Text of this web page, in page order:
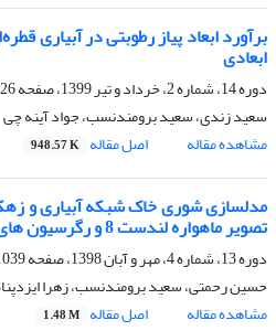
برآورد ابعاد پیاز رطوبتی در آبیاری
ابعادی
دوره 14، شماره 2، خرداد و تیر 1399، صفحه
سعید زندی، سعید برومندنسب، جواد آینه چی
مشاهده مقاله
اصل مقاله 948.57 K
مدلسازی شوری خاک شبکه آبیاری و
تصویر ماهواره لندست 8 و رگرسیون های OLS و Ridge
دوره 13، شماره 4، مهر و آبان 1398، صفحه
1051
حسین رحمتی، سعید برومندنسب، زهرا
مشاهده مقاله
اصل مقاله 1.48 M